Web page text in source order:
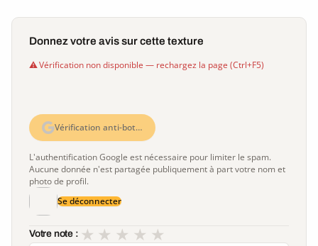
Donnez votre avis sur cette texture
Vérification non disponible — rechargez la page (Ctrl+F5)
Vérification anti-bot…
L'authentification Google est nécessaire pour limiter le spam.
Aucune donnée n'est partagée publiquement à part votre nom et
photo de profil.
Se déconnecter
Votre note : ★
★
★
★
★